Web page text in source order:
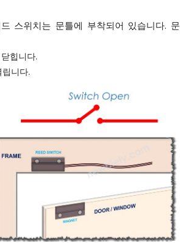
스위치는 문틀에 부착되어 있습니다. 문
힙니다.
니다.